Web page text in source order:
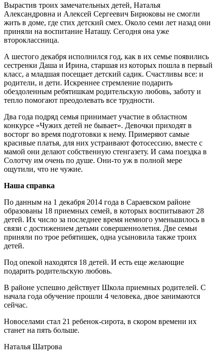
Вырастив троих замечательных детей, Наталья
Александровна и Алексей Сергеевич Бирюковы не смогли
жить в доме, где стих детский смех. Около семи лет назад они
приняли на воспитание Наташу. Сегодня она уже
второклассница.
А шестого декабря исполнился год, как в их семье появились
сестренки Даша и Ирина, старшая из которых пошла в первый
класс, а младшая посещает детский садик. Счастливы все: и
родители, и дети. Искреннее стремление подарить
обездоленным ребятишкам родительскую любовь, заботу и
тепло помогают преодолевать все трудности.
Два года подряд семья принимает участие в областном
конкурсе «Чужих детей не бывает». Девочки приходят в
восторг во время подготовки к нему. Примеряют самые
красивые платья, для них устраивают фотосессию, вместе с
мамой они делают собственную стенгазету. И сама поездка в
Солотчу им очень по душе. Они-то уж в полной мере
ощутили, что не чужие.
Наша справка
По данным на 1 декабря 2014 года в Сараевском районе
образованы 18 приемных семей, в которых воспитывают 28
детей. Их число за последнее время немного уменьшилось в
связи с достижением детьми совершеннолетия. Две семьи
приняли по трое ребятишек, одна усыновила также троих
детей.
Под опекой находятся 18 детей. И есть еще желающие
подарить родительскую любовь.
В районе успешно действует Школа приемных родителей. С
начала года обучение прошли 4 человека, двое занимаются
сейчас.
Новоселами стал 21 ребенок-сирота, в скором времени их
станет на пять больше.
Наталья Шатрова